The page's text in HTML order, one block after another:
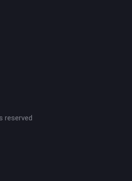
reserved